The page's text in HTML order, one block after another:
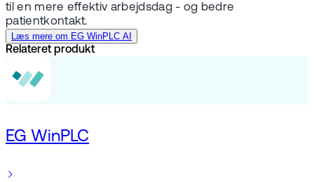
til en mere effektiv arbejdsdag - og bedre
patientkontakt.
Læs mere om EG WinPLC AI
Relateret produkt
EG WinPLC